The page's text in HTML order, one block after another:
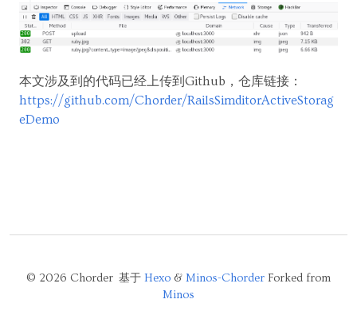
本文涉及到的代码已经上传到Github，仓库链接：
https://github.com/Chorder/RailsSimditorActiveStorag
eDemo
© 2026 Chorder 基于 Hexo & Minos-Chorder Forked from
Minos